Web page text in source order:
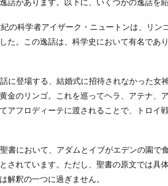
話があります。以下に、いくつかの逸話を紹
の科学者アイザーク・ニュートンは、リン
た。この逸話は、科学史において有名であ
に登場する、結婚式に招待されなかった女
金のリンゴ。これを巡ってヘラ、アテナ、
アフロディーテに渡されることで、トロイ
書において、アダムとイブがエデンの園で
されています。ただし、聖書の原文では具
解釈の一つに過ぎません。